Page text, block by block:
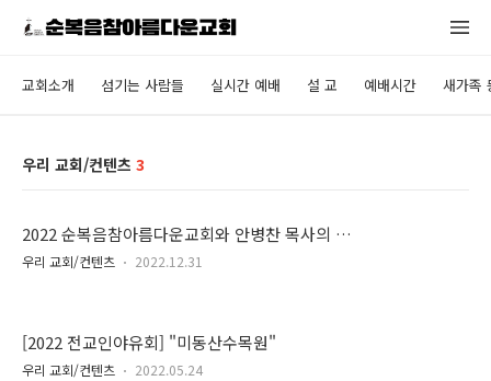
교회소개 섬기는 사람들 실시간 예배 설 교 예배시간 새가족
우리 교회/컨텐츠 3
2022 순복음참아름다운교회와 안병찬 목사의 창
립 & 성역 36주년 기념영상+22 12 18 기념행사
우리 교회/컨텐츠 2022.12.31
[2022 전교인야유회] "미동산수목원"
우리 교회/컨텐츠 2022.05.24